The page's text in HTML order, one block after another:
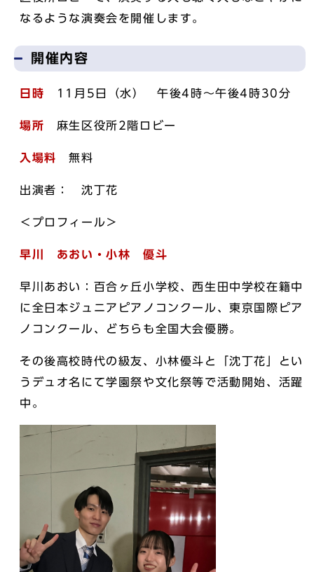
なるような演奏会を開催します。
開催内容
日時 11月5日（水） 午後4時～午後4時30分
場所 麻生区役所2階ロビー
入場料 無料
出演者： 沈丁花
＜プロフィール＞
早川 あおい・小林 優斗
早川あおい：百合ヶ丘小学校、西生田中学校在籍中
に全日本ジュニアピアノコンクール、東京国際ピア
ノコンクール、どちらも全国大会優勝。
その後高校時代の級友、小林優斗と「沈丁花」とい
うデュオ名にて学園祭や文化祭等で活動開始、活躍
中。